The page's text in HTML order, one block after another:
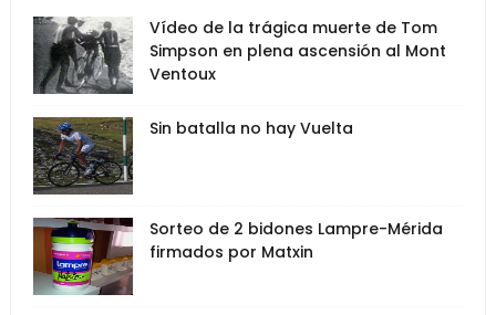
Vídeo de la trágica muerte de Tom
Simpson en plena ascensión al Mont
Ventoux
Sin batalla no hay Vuelta
Sorteo de 2 bidones Lampre-Mérida
firmados por Matxin